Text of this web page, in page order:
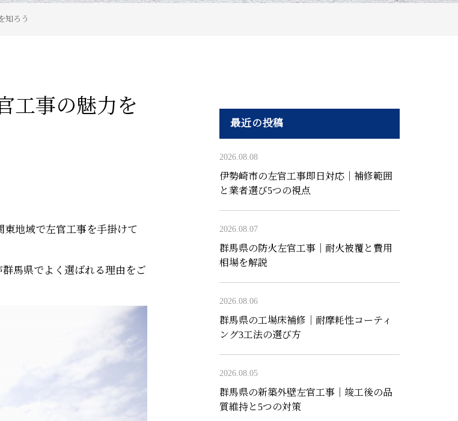
知ろう
工事の魅力を
地域で左官工事を手掛けて
馬県でよく選ばれる理由をご
最近の投稿
2026.08.08
伊勢崎市の左官工事即日対応｜補修範囲
と業者選び5つの視点
2026.08.07
群馬県の防火左官工事｜耐火被覆と費用
相場を解説
2026.08.06
群馬県の工場床補修｜耐摩耗性コーティ
ング3工法の選び方
2026.08.05
群馬県の新築外壁左官工事｜竣工後の品
質維持と5つの対策